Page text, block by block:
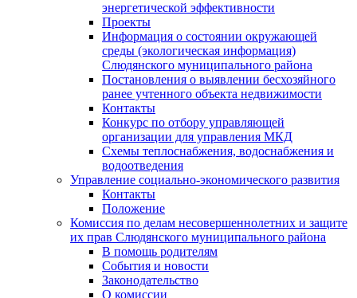
энергетической эффективности
Проекты
Информация о состоянии окружающей
среды (экологическая информация)
Слюдянского муниципального района
Постановления о выявлении бесхозяйного
ранее учтенного объекта недвижимости
Контакты
Конкурс по отбору управляющей
организации для управления МКД
Схемы теплоснабжения, водоснабжения и
водоотведения
Управление социально-экономического развития
Контакты
Положение
Комиссия по делам несовершеннолетних и защите
их прав Слюдянского муниципального района
В помощь родителям
События и новости
Законодательство
О комиссии